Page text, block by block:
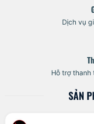
Dịch vụ
Hỗ trợ thanh
SẢN